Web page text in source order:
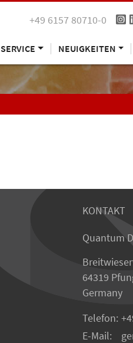
+49 6157 80710-0
SERVICE NEUIGKEITEN
KONTAKT
Quantum
64319
Germany
Telefon:
E-Mail: